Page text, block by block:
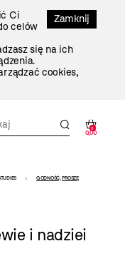
Zamknij
Ci
celów
się na ich
cookies,
0
0,00
GODNOŚĆ, PROSZĘ
i nadziei